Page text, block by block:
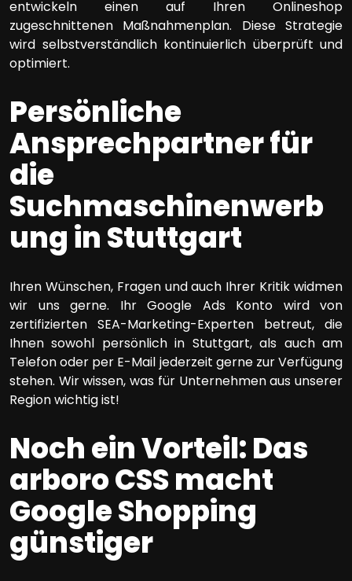
entwickeln einen auf Ihren Onlineshop
zugeschnittenen Maßnahmenplan. Diese Strategie
wird selbstverständlich kontinuierlich überprüft und
optimiert.
Persönliche
Ansprechpartner für
die
Suchmaschinenwerb
ung in Stuttgart
Ihren Wünschen, Fragen und auch Ihrer Kritik widmen
wir uns gerne. Ihr Google Ads Konto wird von
zertifizierten SEA-Marketing-Experten betreut, die
Ihnen sowohl persönlich in Stuttgart, als auch am
Telefon oder per E-Mail jederzeit gerne zur Verfügung
stehen. Wir wissen, was für Unternehmen aus unserer
Region wichtig ist!
Noch ein Vorteil: Das
arboro CSS macht
Google Shopping
günstiger